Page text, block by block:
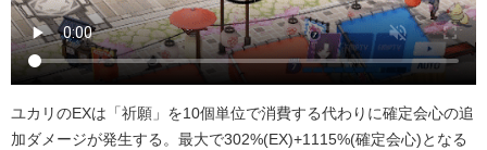
ユカリのEXは「祈願」を10個単位で消費する代わりに確定会心の追
加ダメージが発生する。最大で302%(EX)+1115%(確定会心)となる